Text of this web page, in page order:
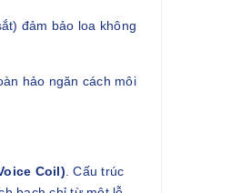
đảm bảo loa không
hảo ngăn cách môi
Coil) . Cấu trúc